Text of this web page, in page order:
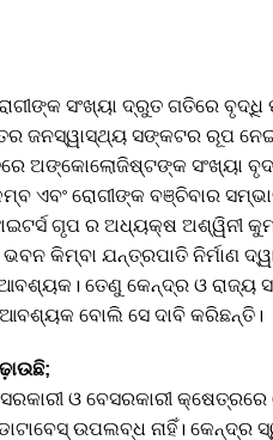
ସଂଖ୍ୟା ଦ୍ରୁତ ଗତିରେ
ଜନସ୍ୱାସ୍ଥ୍ୟ ସଙ୍କଟର ରୂପ
ଅଙ୍କୋଲୋଜିଷ୍ଟଙ୍କ ସଂଖ୍ୟା
ଏବଂ ରୋଗୀଙ୍କ ବଞ୍ଚିବାର
ଗୃପ ର ଅଧ୍ୟକ୍ଷ ଅଶ୍ୱିନୀ
କିମ୍ବା ଯନ୍ତ୍ରପାତି ନିର୍ମାଣ
ତେଣୁ କେନ୍ଦ୍ର ଓ ରାଜ୍ୟ
ବୋଲି ସେ ଦାବି କରିଛନ୍ତି।
ଓ ବେସରକାରୀ
ଉପଲବ୍ଧ ନାହିଁ।